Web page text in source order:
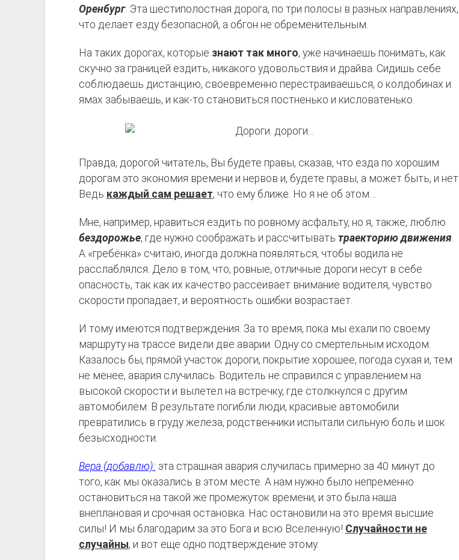
Оренбург. Эта шестиполостная дорога, по три полосы в разных направлениях,
что делает езду безопасной, а обгон не обременительным.
На таких дорогах, которые знают так много, уже начинаешь понимать, как
скучно за границей ездить, никакого удовольствия и драйва. Сидишь себе
соблюдаешь дистанцию, своевременно перестраиваешься, о колдобинах и
ямах забываешь, и как-то становиться постненько и кисловатенько.
Правда, дорогой читатель, Вы будете правы, сказав, что езда по хорошим
дорогам это экономия времени и нервов и, будете правы, а может быть, и нет.
Ведь каждый сам решает, что ему ближе. Но я не об этом…
Мне, например, нравиться ездить по ровному асфальту, но я, также, люблю
бездорожье, где нужно соображать и рассчитывать траекторию движения
А «гребёнка» считаю, иногда должна появляться, чтобы водила не
расслаблялся. Дело в том, что, ровные, отличные дороги несут в себе
опасность, так как их качество рассеивает внимание водителя, чувство
скорости пропадает, и вероятность ошибки возрастает.
И тому имеются подтверждения. За то время, пока мы ехали по своему
маршруту на трассе видели две аварии. Одну со смертельным исходом.
Казалось бы, прямой участок дороги, покрытие хорошее, погода сухая и, тем
не менее, авария случилась. Водитель не справился с управлением на
высокой скорости и вылетел на встречку, где столкнулся с другим
автомобилем. В результате погибли люди, красивые автомобили
превратились в груду железа, родственники испытали сильную боль и шок
безысходности.
Вера (добавлю): эта страшная авария случилась примерно за 40 минут до
того, как мы оказались в этом месте. А нам нужно было непременно
остановиться на такой же промежуток времени, и это была наша
внеплановая и срочная остановка. Нас остановили на это время высшие
силы! И мы благодарим за это Бога и всю Вселенную! Случайности не
случайны, и вот еще одно подтверждение этому.